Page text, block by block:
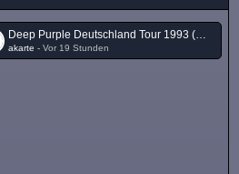
Deep Purple Deutschland Tour 1993 (01.10. - 16.10.1993)
akarte -Vor 19 Stunden